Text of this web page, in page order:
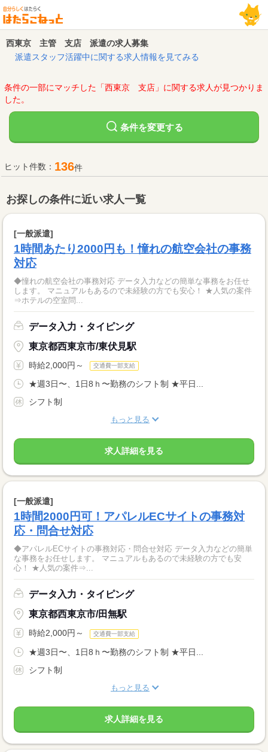
西東京 主管 支店 派遣の求人募集
派遣スタッフ活躍中に関する求人情報を見てみる
条件の一部にマッチした「西東京 支店」に関する求人が見つかりま
した。
条件を変更する
ヒット件数： 136件
お探しの条件に近い求人一覧
[一般派遣]
1時間あたり2000円も！憧れの航空会社の事務
対応
◆憧れの航空会社の事務対応 データ入力などの簡単な事務をお任せ
します。 マニュアルもあるので未経験の方でも安心！ ★人気の案件
⇒ホテルの空室問...
データ入力・タイピング
東京都西東京市/東伏見駅
時給2,000円～ 交通費一部支給
★週3日〜、1日8ｈ〜勤務のシフト制 ★平日...
シフト制
もっと見る
求人詳細を見る
[一般派遣]
1時間2000円可！アパレルECサイトの事務対
応・問合せ対応
◆アパレルECサイトの事務対応・問合せ対応 データ入力などの簡単
な事務をお任せします。 マニュアルもあるので未経験の方でも安
心！ ★人気の案件⇒...
データ入力・タイピング
東京都西東京市/田無駅
時給2,000円～ 交通費一部支給
★週3日〜、1日8ｈ〜勤務のシフト制 ★平日...
シフト制
もっと見る
求人詳細を見る